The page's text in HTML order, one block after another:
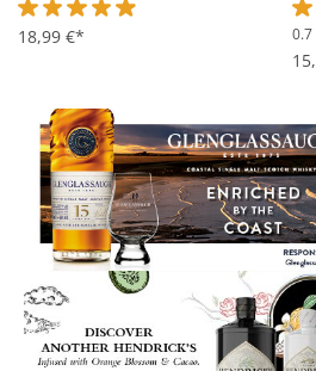
Durchschnittliche Bewertung von
18,99 €* 0.7